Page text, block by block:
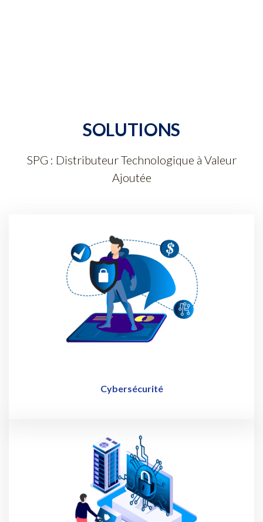
SOLUTIONS
SPG : Distributeur Technologique à Valeur
Ajoutée
Cybersécurité